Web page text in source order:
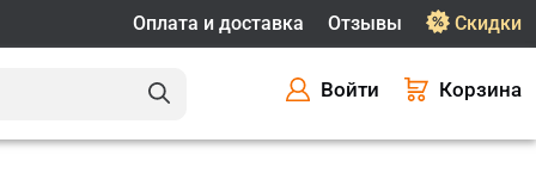
Скидки
Отзывы
Оплата и доставка
Войти Корзина